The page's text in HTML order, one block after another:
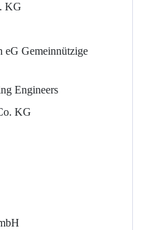
KG
eG Gemeinnützige
Engineers
KG